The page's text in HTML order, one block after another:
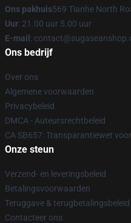
Ons pakhuis569 Tianhe North
Uur: 21.00 uur 5.00 uur
E-mail :
Ons bedrijf
Over ons
Algemene voorwaarden
Privacybeleid
DMCA - Auteursrechtbeleid
CA SB657: Transparantiewet
Onze steun
Verzend- en leveringsbeleid
Betalingsvoorwaarden
Teruggave & terugbetalingsbeleid
Contacteer ons